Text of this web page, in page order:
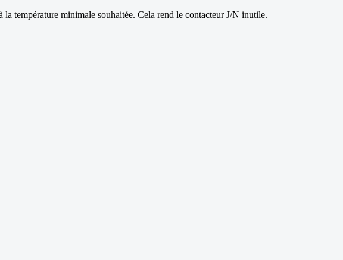
température minimale souhaitée. Cela rend le contacteur J/N inutile.